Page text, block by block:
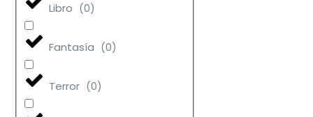
Libro (0)
Fantasía (0)
Terror (0)